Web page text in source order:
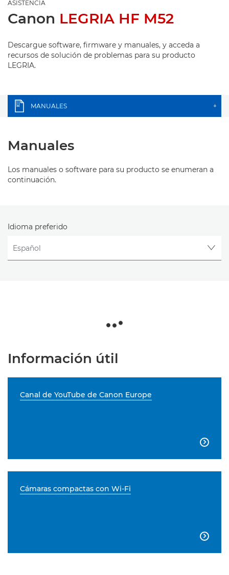
ASISTENCIA
Canon LEGRIA HF M52
Descargue software, firmware y manuales, y acceda a
recursos de solución de problemas para su producto
LEGRIA.
MANUALES +
Manuales
Los manuales o software para su producto se enumeran a
continuación.
Idioma preferido
Información útil
Canal de YouTube de Canon Europe

Cámaras compactas con Wi-Fi
